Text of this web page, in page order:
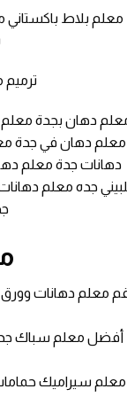
معلم بلاط باكستاني
دهان بجدة
معلم دهان في جدة
دهانات جدة معلم
جده معلم
معلم دهانات
أفضل معلم سباك
معلم سيراميك